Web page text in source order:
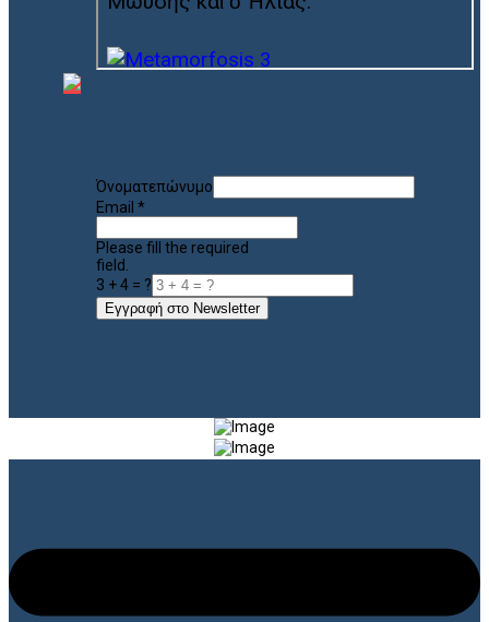
Όνοματεπώνυμο
Email *
Please fill the required
field.
3 + 4 = ?
Εγγραφή στο Newsletter